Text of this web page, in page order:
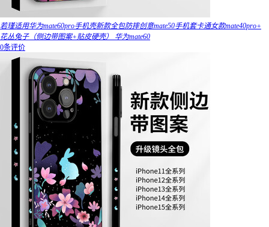
若瑾适用华为mate60pro手机壳新款全包防摔创意mate50手机套卡通女款mate40pro+
花丛兔子（侧边带图案+贴皮硬壳） 华为mate60
0条评价